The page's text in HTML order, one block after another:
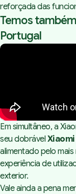
reforçada das
Temos
Portugal
Em simultâneo, a
seu dobrávelXiaomi
alimentado pelo
experiência de
exterior.
Vale ainda a pena